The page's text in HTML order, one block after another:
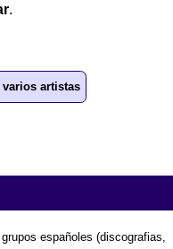
.
varios artistas
españoles (discografias,